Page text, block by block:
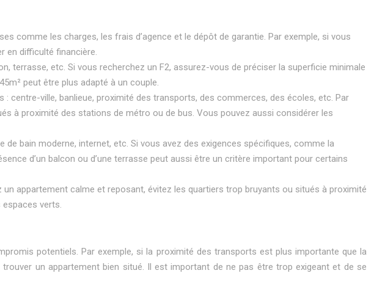
comme les charges, les frais d’agence et le dépôt de garantie. Par exemple, si vous
en difficulté financière.
terrasse, etc. Si vous recherchez un F2, assurez-vous de préciser la superficie minimale
peut être plus adapté à un couple.
centre-ville, banlieue, proximité des transports, des commerces, des écoles, etc. Par
à proximité des stations de métro ou de bus. Vous pouvez aussi considérer les
bain moderne, internet, etc. Si vous avez des exigences spécifiques, comme la
d’un balcon ou d’une terrasse peut aussi être un critère important pour certains
appartement calme et reposant, évitez les quartiers trop bruyants ou situés à proximité
verts.
potentiels. Par exemple, si la proximité des transports est plus importante que la
un appartement bien situé. Il est important de ne pas être trop exigeant et de se